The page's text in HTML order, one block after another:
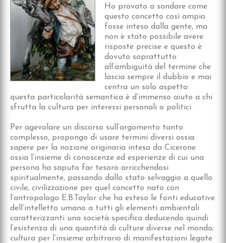
Ho provato a sondare come
questo concetto così ampio
fosse inteso dalla gente, ma
non è stato possibile avere
risposte precise e questo è
dovuto soprattutto
all’ambiguità del termine che
lascia sempre il dubbio e mai
centra un solo aspetto:
questa particolarità semantica è d’immenso aiuto a chi
sfrutta la cultura per interessi personali o politici.
Per agevolare un discorso sull’argomento tanto
complesso, propongo di usare termini diversi ossia:
sapere per la nozione originaria intesa da Cicerone
ossia l’insieme di conoscenze ed esperienze di cui una
persona ha saputo far tesoro arricchendosi
spiritualmente, passando dallo stato selvaggio a quello
civile; civilizzazione per quel concetto nato con
l’antropologo E.B.Taylor che ha esteso le fonti educative
dell’intelletto umano a tutti gli elementi ambientali
caratterizzanti una società specifica deducendo quindi
l’esistenza di una quantità di culture diverse nel mondo;
cultura per l’insieme arbitrario di manifestazioni legate